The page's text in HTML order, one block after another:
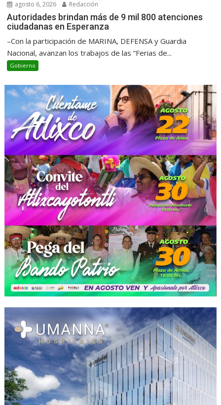
agosto 6, 2026 Redacción
Autoridades brindan más de 9 mil 800 atenciones
ciudadanas en Esperanza
–Con la participación de MARINA, DEFENSA y Guardia
Nacional, avanzan los trabajos de las “Ferias de...
Gobierno